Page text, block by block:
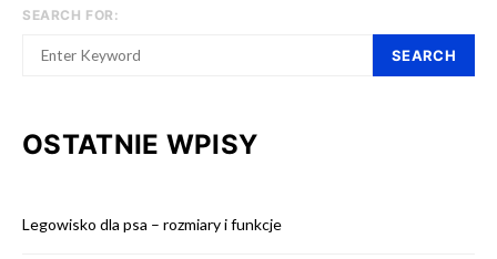
SEARCH FOR:
SEARCH
OSTATNIE WPISY
Legowisko dla psa – rozmiary i funkcje